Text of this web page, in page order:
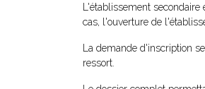
L'établissement
cas, l'ouverture de
La demande d'inscription
ressort.